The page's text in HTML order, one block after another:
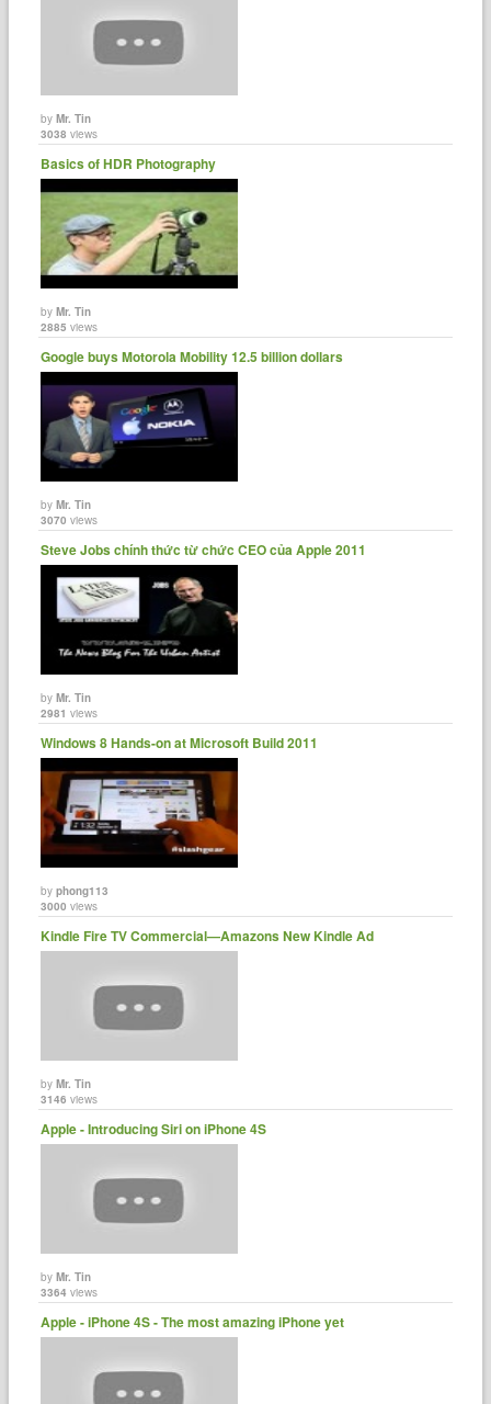
byMr. Tin
3038 views
Basics of HDR Photography
byMr. Tin
2885 views
Google buys Motorola Mobility 12.5 billion dollars
byMr. Tin
3070 views
Steve Jobs chính thức từ chức CEO của Apple 2011
byMr. Tin
2981 views
Windows 8 Hands-on at Microsoft Build 2011
byphong113
3000 views
Kindle Fire TV Commercial—Amazons New Kindle Ad
byMr. Tin
3146 views
Apple - Introducing Siri on iPhone 4S
byMr. Tin
3364 views
Apple - iPhone 4S - The most amazing iPhone yet